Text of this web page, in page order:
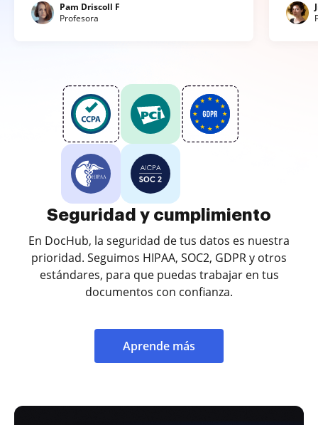
Pam Driscoll F
Profesora
Seguridad y cumplimiento
En DocHub, la seguridad de tus datos es nuestra
prioridad. Seguimos HIPAA, SOC2, GDPR y otros
estándares, para que puedas trabajar en tus
documentos con confianza.
Aprende más